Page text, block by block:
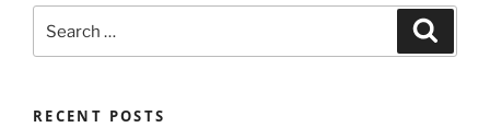
for:
RECENT POSTS